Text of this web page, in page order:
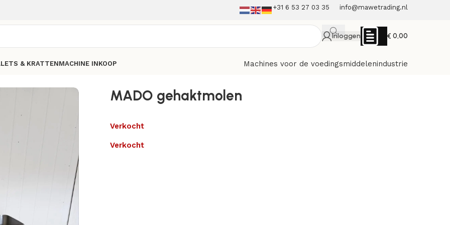
+31 6 53 27 03 35 info@mawetrading.nl
Inloggen € 0,00
& KRATTENMACHINE INKOOP
Machines voor de voedingsmiddelenindustrie
MADO gehaktmolen
Verkocht
Verkocht